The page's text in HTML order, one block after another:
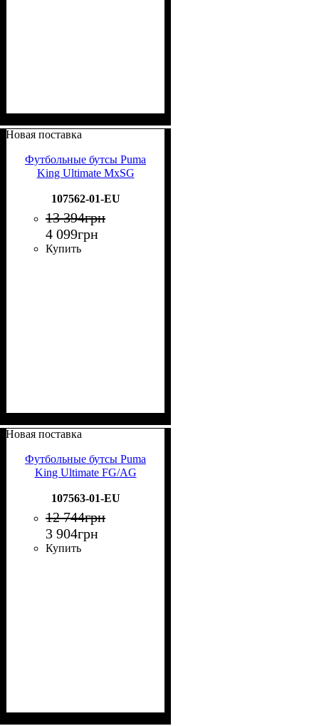
Новая поставка
Футбольные бутсы Puma
King Ultimate MxSG
107562-01-EU
13 394грн
4 099грн
Купить
Новая поставка
Футбольные бутсы Puma
King Ultimate FG/AG
107563-01-EU
12 744грн
3 904грн
Купить